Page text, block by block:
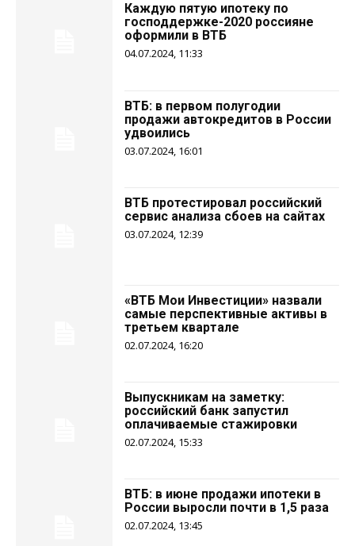
Каждую пятую ипотеку по
господдержке-2020 россияне
оформили в ВТБ
04.07.2024, 11:33
ВТБ: в первом полугодии
продажи автокредитов в России
удвоились
03.07.2024, 16:01
ВТБ протестировал российский
сервис анализа сбоев на сайтах
03.07.2024, 12:39
«ВТБ Мои Инвестиции» назвали
самые перспективные активы в
третьем квартале
02.07.2024, 16:20
Выпускникам на заметку:
российский банк запустил
оплачиваемые стажировки
02.07.2024, 15:33
ВТБ: в июне продажи ипотеки в
России выросли почти в 1,5 раза
02.07.2024, 13:45